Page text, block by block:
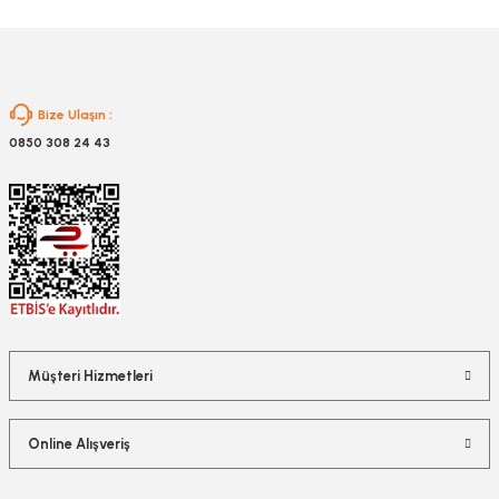
Bize Ulaşın :
0850 308 24 43
Müşteri Hizmetleri
Online Alışveriş